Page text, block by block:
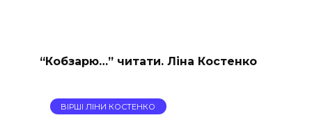
“Кобзарю…” читати. Ліна Костенко
ВІРШІ ЛІНИ КОСТЕНКО